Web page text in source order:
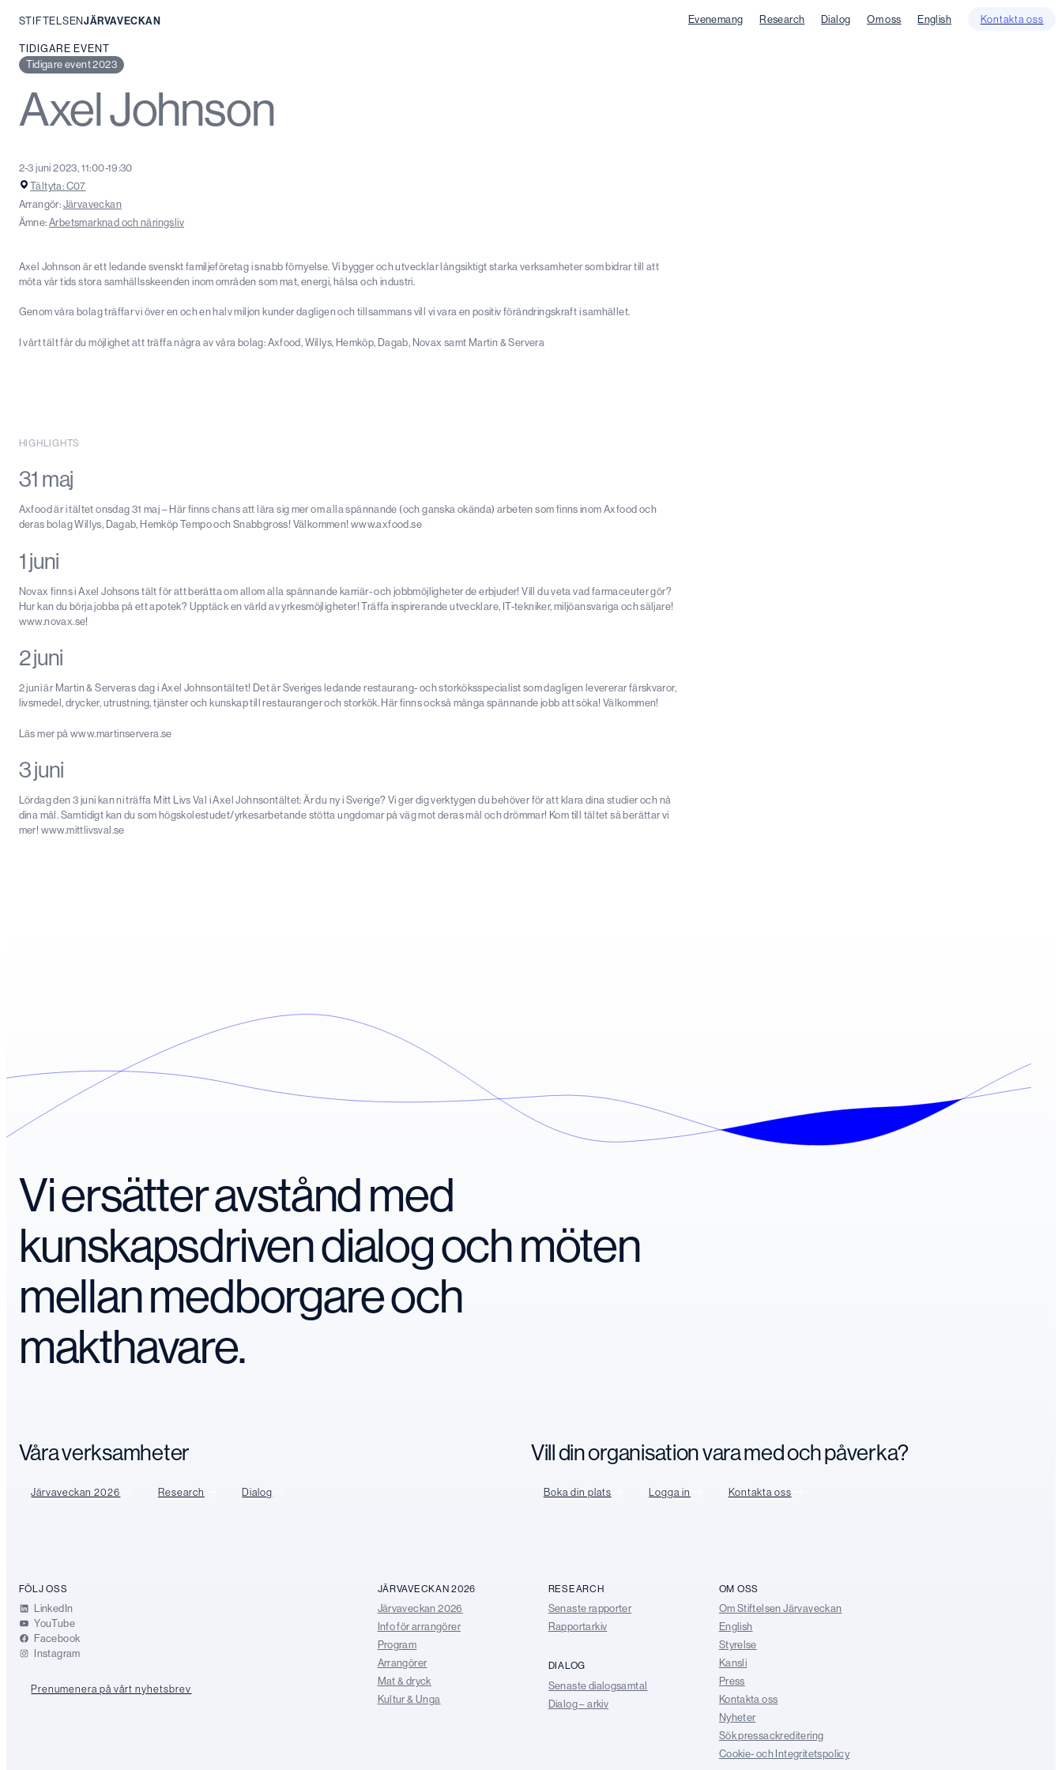
Hoppa
innehåll
STIFTELSENJÄRVAVECKAN Evenemang Research Dialog Om oss English Kontakta oss
TIDIGARE EVENT
Tidigare event 2023
Axel Johnson
2-3 juni 2023, 11:00-19:30
Tältyta: C07
Arrangör:Järvaveckan
Ämne:Arbetsmarknad och näringsliv
Axel Johnson är ett ledande svenskt familjeföretag i snabb förnyelse. Vi bygger och utvecklar långsiktigt starka verksamheter som bidrar till att
möta vår tids stora samhällsskeenden inom områden som mat, energi, hälsa och industri.
Genom våra bolag träffar vi över en och en halv miljon kunder dagligen och tillsammans vill vi vara en positiv förändringskraft i samhället.
I vårt tält får du möjlighet att träffa några av våra bolag: Axfood, Willys, Hemköp, Dagab, Novax samt Martin & Servera
HIGHLIGHTS
31 maj
Axfood är i tältet onsdag 31 maj – Här finns chans att lära sig mer om alla spännande (och ganska okända) arbeten som finns inom Axfood och
deras bolag Willys, Dagab, Hemköp Tempo och Snabbgross! Välkommen! www.axfood.se
1 juni
Novax finns i Axel Johsons tält för att berätta om allom alla spännande karriär- och jobbmöjligheter de erbjuder! Vill du veta vad farmaceuter gör?
Hur kan du börja jobba på ett apotek? Upptäck en värld av yrkesmöjligheter! Träffa inspirerande utvecklare, IT-tekniker, miljöansvariga och säljare!
www.novax.se!
2 juni
2 juni är Martin & Serveras dag i Axel Johnsontältet! Det är Sveriges ledande restaurang- och storköksspecialist som dagligen levererar färskvaror,
livsmedel, drycker, utrustning, tjänster och kunskap till restauranger och storkök. Här finns också många spännande jobb att söka! Välkommen!
Läs mer på www.martinservera.se
3 juni
Lördag den 3 juni kan ni träffa Mitt Livs Val i Axel Johnsontältet: Är du ny i Sverige? Vi ger dig verktygen du behöver för att klara dina studier och nå
dina mål. Samtidigt kan du som högskolestudet/yrkesarbetande stötta ungdomar på väg mot deras mål och drömmar! Kom till tältet så berättar vi
mer! www.mittlivsval.se
Vi ersätter avstånd med
kunskapsdriven dialog och möten
mellan medborgare och
makthavare.
Våra verksamheter
Järvaveckan 2026 Research Dialog
Vill din organisation vara med och påverka?
Boka din plats Logga in Kontakta oss
FÖLJ OSS
LinkedIn
YouTube
Facebook
Instagram
Prenumenera på vårt nyhetsbrev
JÄRVAVECKAN 2026
Järvaveckan 2026
Info för arrangörer
Program
Arrangörer
Mat & dryck
Kultur & Unga
RESEARCH
Senaste rapporter
Rapportarkiv
DIALOG
Senaste dialogsamtal
Dialog – arkiv
OM OSS
Om Stiftelsen Järvaveckan
English
Styrelse
Kansli
Press
Kontakta oss
Nyheter
Sök pressackreditering
Cookie- och Integritetspolicy